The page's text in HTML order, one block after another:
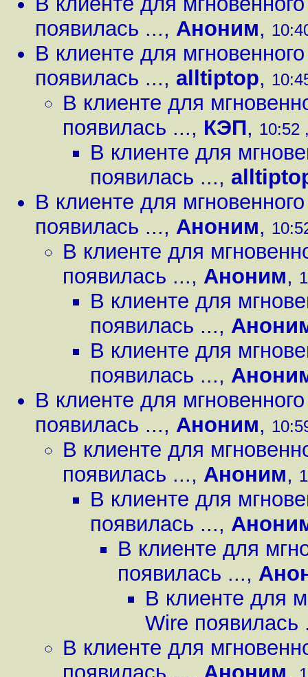
появилась ..., Аноним,
В клиенте для
появилась ..., alltiptop,
В клиенте для
появилась ..., КЭП, 10:52
В клиенте для
появилась ...,
В клиенте для
появилась ..., Аноним,
В клиенте для
появилась ..., Аноним,
В клиенте для
появилась ...,
В клиенте для
появилась ...,
В клиенте для
появилась ..., Аноним,
В клиенте для
появилась ..., Аноним,
В клиенте для
появилась ...,
В клиенте для
появилась ...,
В клиенте для
Wire появилась
В клиенте для